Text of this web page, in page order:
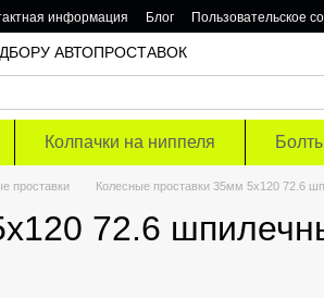
информация Блог
Пользовательское
АВТОПРОСТАВОК
Колпачки на ниппеля
проставки Колесные проставки 35мм 5х120 72.6
72.6